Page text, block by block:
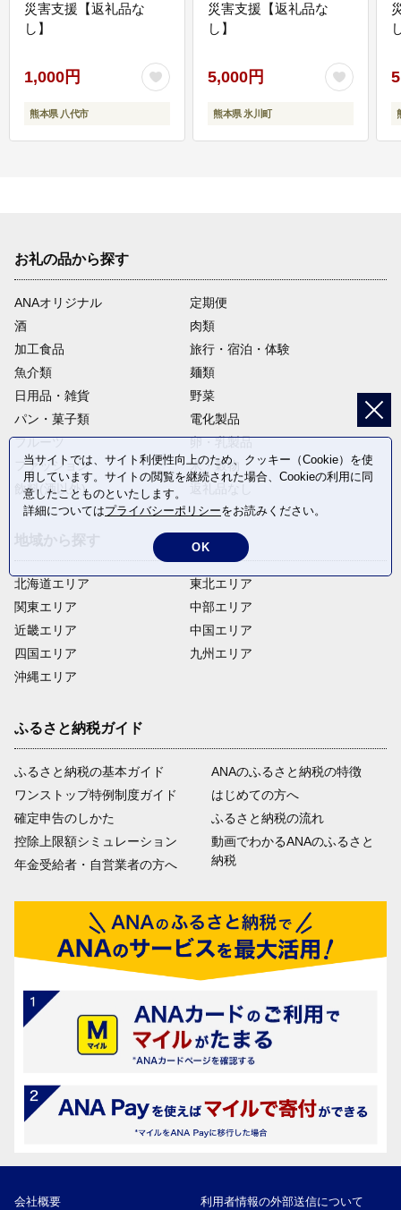
災害支援【返礼品な
し】
1,000円
熊本県 八代市
災害支援【返礼品な
し】
5,000円
熊本県 氷川町
お礼の品から探す
ANAオリジナル
定期便
酒
肉類
加工食品
旅行・宿泊・体験
魚介類
麺類
日用品・雑貨
野菜
パン・菓子類
電化製品
フルーツ
卵・乳製品
ファッション
米・穀物
飲料(酒以外)
北海道エリア
関東エリア
近畿エリア
四国エリア
沖縄エリア
東北エリア
中部エリア
中国エリア
九州エリア
ふるさと納税ガイド
ふるさと納税の基本ガイド
ワンストップ特例制度ガイド
確定申告のしかた
控除上限額シミュレーション
年金受給者・自営業者の方へ
ANAのふるさと納税の特徴
はじめての方へ
ふるさと納税の流れ
動画でわかるANAのふるさと
納税
会社概要 利用者情報の外部送信について
当サイトでは、サイト利便性向上のため、クッキー（Cookie）を使
用しています。サイトの閲覧を継続された場合、Cookieの利用に同
意したことものといたします。
詳細についてはプライバシーポリシーをお読みください。
OK